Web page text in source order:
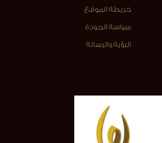
خريطة الموقع
سياسة الجودة
الرؤية والرسالة